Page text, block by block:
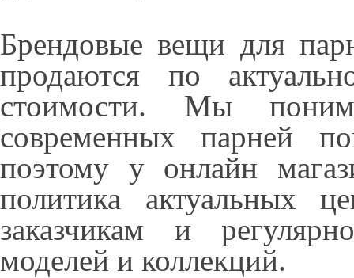
Брендовые вещи для
продаются по
стоимости. Мы
современных парней
поэтому у онлайн
политика актуальных
заказчикам и
моделей и коллекций.